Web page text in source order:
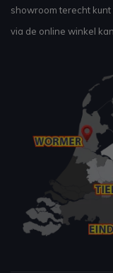
showroom terecht
via de online winkel